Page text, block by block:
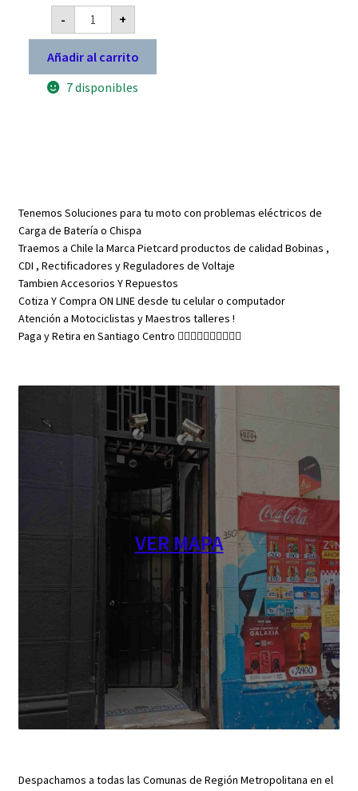
-
Bujia
para
Honda
XR
250
R
hasta
+
Añadir al carrito
7 disponibles
Tenemos Soluciones para tu moto con problemas eléctricos de
Carga de Batería o Chispa
Traemos a Chile la Marca Pietcard productos de calidad Bobinas ,
CDI , Rectificadores y Reguladores de Voltaje
Tambien Accesorios Y Repuestos
Cotiza Y Compra ON LINE desde tu celular o computador
Atención a Motociclistas y Maestros talleres !
Paga y Retira en Santiago Centro 👇🏼👇🏼👇🏼👇🏼👇🏼
VER MAPA
Despachamos a todas las Comunas de Región Metropolitana en el